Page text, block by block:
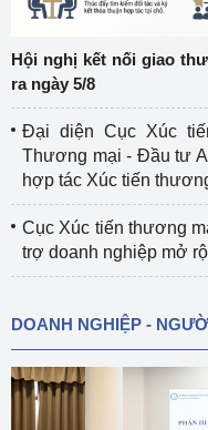
Hội nghị kết nối giao
ra ngày 5/8
Đại diện Cục Xúc
Thương mại - Đầu tư
hợp tác Xúc tiến
Cục Xúc tiến thương
trợ doanh nghiệp mở
DOANH NGHIỆP -